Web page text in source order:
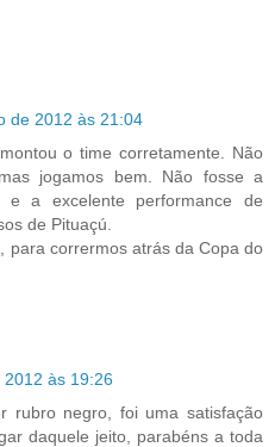
de 2012 às 21:04
o time corretamente. Não
jogamos bem. Não fosse a
e a excelente performance de
de Pituaçú.
para corrermos atrás da Copa do
às 19:26
rubro negro, foi uma satisfação
daquele jeito, parabéns a toda